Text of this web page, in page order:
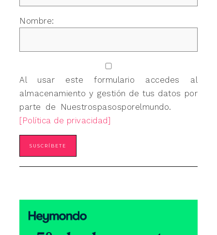
Nombre:
Al usar este formulario accedes al
almacenamiento y gestión de tus datos por
parte de Nuestrospasosporelmundo.
[Política de privacidad]